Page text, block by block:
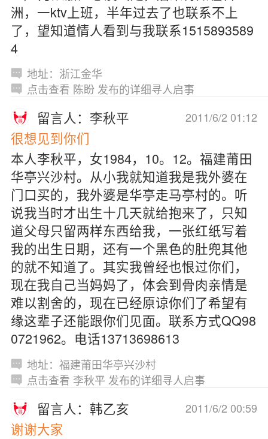
洲，一ktv上班，半年过去了也联系不上
了，望知道情人看到与我联系1515893589
4
地址：浙江金华
点击查看 陈盼 发布的详细寻人启事
2011/6/2 01:12
留言人：李秋平
很想见到你们
本人李秋平，女1984，10。12。福建莆田
华亭兴沙村。从小我就知道我是我外婆在
门口买的，我外婆是华亭走马亭村的。听
说我当时才出生十几天就给抱来了，只知
道父母只留两样东西给我，一张红纸写着
我的出生日期，还有一个黑色的肚兜其他
的就不知道了。其实我曾经也恨过你们，
现在我自己当妈妈了，体会到骨肉亲情是
难以割舍的，现在已经原谅你们了希望有
缘这辈子还能跟你们见面。联系方式QQ98
0721962。电话13713698613
地址：福建莆田华亭兴沙村
点击查看 李秋平 发布的详细寻人启事
2011/6/2 00:59
留言人：韩乙亥
谢谢大家